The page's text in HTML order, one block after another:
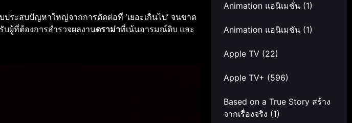
ประสบปัญหาใหญ่จากการตัดต่อที่ ‘เยอะเกินไป’ จนขาด
ผู้ที่ต้องการสำรวจผลงานดราม่าที่เน้นอารมณ์ดิบ และ
Animation แอนิเมชั่น (1)
Animation แอนิเมชัน (1)
Apple TV (22)
Apple TV+ (596)
Based on a True Story สร้าง
จากเรื่องจริง (1)